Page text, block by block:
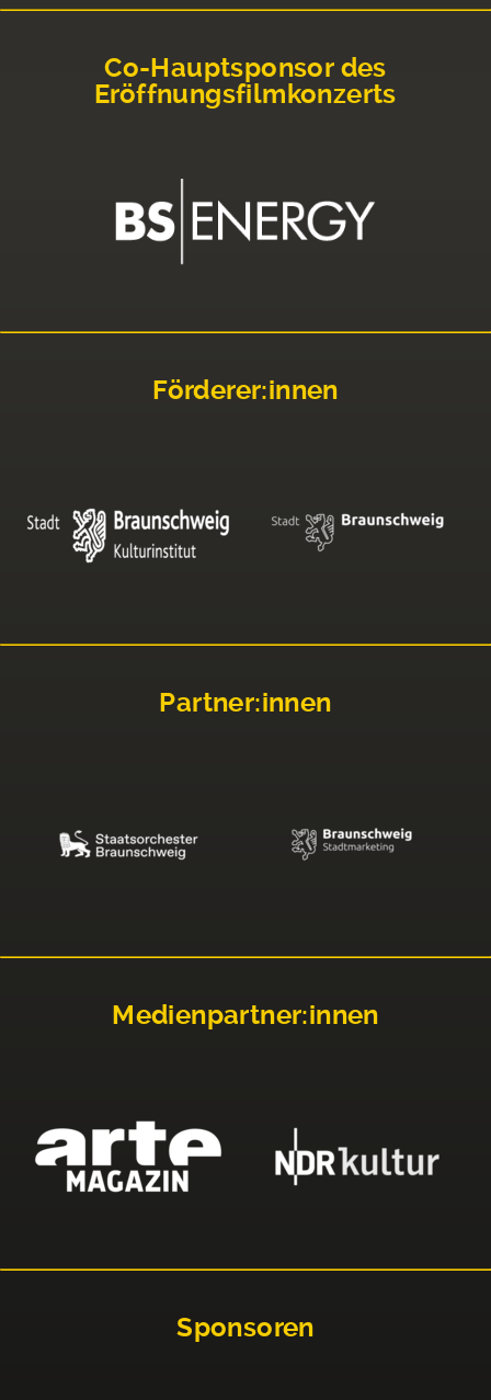
Co-Hauptsponsor des
Eröffnungsfilmkonzerts
Förderer:innen
Partner:innen
Medienpartner:innen
Sponsoren